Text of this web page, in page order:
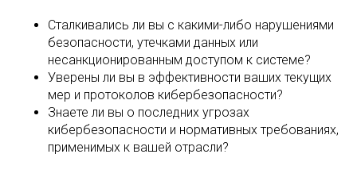
Сталкивались ли вы с какими-либо нарушениями
безопасности, утечками данных или
несанкционированным доступом к системе?
Уверены ли вы в эффективности ваших текущих
мер и протоколов кибербезопасности?
Знаете ли вы о последних угрозах
кибербезопасности и нормативных требованиях,
применимых к вашей отрасли?